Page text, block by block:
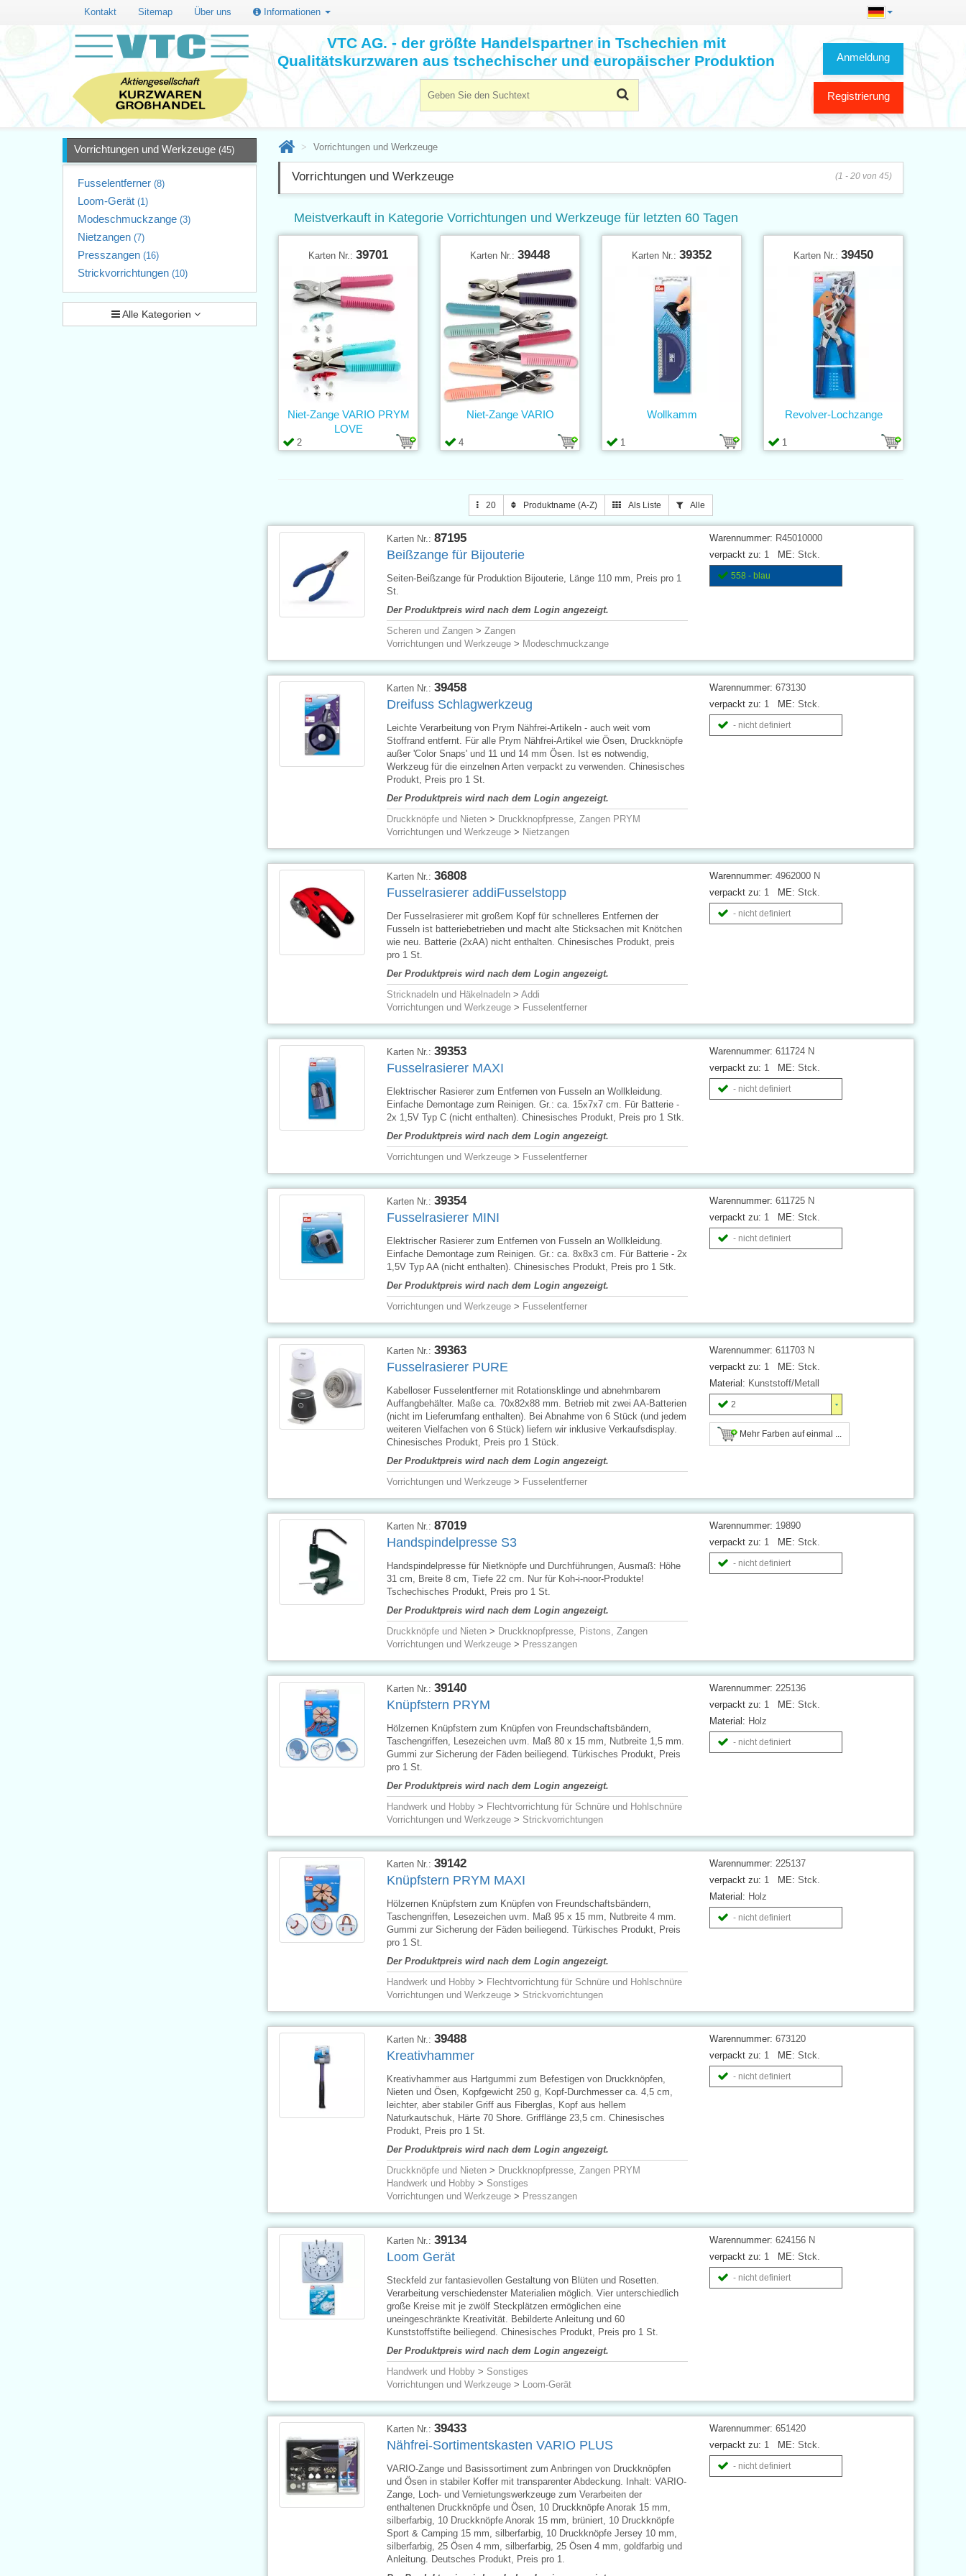
Kontakt Sitemap Über uns Informationen
Anmeldung
Registrierung
VTC AG. - der größte Handelspartner in Tschechien mit
Qualitätskurzwaren aus tschechischer und europäischer Produktion
Vorrichtungen und Werkzeuge (45)
Fusselentferner (8)
Loom-Gerät (1)
Modeschmuckzange (3)
Nietzangen (7)
Presszangen (16)
Strickvorrichtungen (10)
Alle Kategorien
Vorrichtungen und Werkzeuge
Vorrichtungen und Werkzeuge (1 - 20 von 45)
Meistverkauft in Kategorie Vorrichtungen und Werkzeuge für letzten 60 Tagen
Karten Nr.: 39701
2
Niet-Zange VARIO PRYM
LOVE
Karten Nr.: 39448
4
Niet-Zange VARIO
Karten Nr.: 39352
1
Wollkamm
Karten Nr.: 39450
1
Revolver-Lochzange
20 Produktname (A-Z) Als Liste Alle
Warennummer: R45010000
verpackt zu: 1 ME: Stck.
558 - blau
Karten Nr.: 87195
Beißzange für Bijouterie
Seiten-Beißzange für Produktion Bijouterie, Länge 110 mm, Preis pro 1
St.
Der Produktpreis wird nach dem Login angezeigt.
Scheren und Zangen> Zangen
Vorrichtungen und Werkzeuge> Modeschmuckzange
Warennummer: 673130
verpackt zu: 1 ME: Stck.
- nicht definiert
Karten Nr.: 39458
Dreifuss Schlagwerkzeug
Leichte Verarbeitung von Prym Nähfrei-Artikeln - auch weit vom
Stoffrand entfernt. Für alle Prym Nähfrei-Artikel wie Ösen, Druckknöpfe
außer 'Color Snaps' und 11 und 14 mm Ösen. Ist es notwendig,
Werkzeug für die einzelnen Arten verpackt zu verwenden. Chinesisches
Produkt, Preis pro 1 St.
Der Produktpreis wird nach dem Login angezeigt.
Druckknöpfe und Nieten> Druckknopfpresse, Zangen PRYM
Vorrichtungen und Werkzeuge> Nietzangen
Warennummer: 4962000 N
verpackt zu: 1 ME: Stck.
- nicht definiert
Karten Nr.: 36808
Fusselrasierer addiFusselstopp
Der Fusselrasierer mit großem Kopf für schnelleres Entfernen der
Fusseln ist batteriebetrieben und macht alte Sticksachen mit Knötchen
wie neu. Batterie (2xAA) nicht enthalten. Chinesisches Produkt, preis
pro 1 St.
Der Produktpreis wird nach dem Login angezeigt.
Stricknadeln und Häkelnadeln> Addi
Vorrichtungen und Werkzeuge> Fusselentferner
Warennummer: 611724 N
verpackt zu: 1 ME: Stck.
- nicht definiert
Karten Nr.: 39353
Fusselrasierer MAXI
Elektrischer Rasierer zum Entfernen von Fusseln an Wollkleidung.
Einfache Demontage zum Reinigen. Gr.: ca. 15x7x7 cm. Für Batterie -
2x 1,5V Typ C (nicht enthalten). Chinesisches Produkt, Preis pro 1 Stk.
Der Produktpreis wird nach dem Login angezeigt.
Vorrichtungen und Werkzeuge> Fusselentferner
Warennummer: 611725 N
verpackt zu: 1 ME: Stck.
- nicht definiert
Karten Nr.: 39354
Fusselrasierer MINI
Elektrischer Rasierer zum Entfernen von Fusseln an Wollkleidung.
Einfache Demontage zum Reinigen. Gr.: ca. 8x8x3 cm. Für Batterie - 2x
1,5V Typ AA (nicht enthalten). Chinesisches Produkt, Preis pro 1 Stk.
Der Produktpreis wird nach dem Login angezeigt.
Vorrichtungen und Werkzeuge> Fusselentferner
Warennummer: 611703 N
verpackt zu: 1 ME: Stck.
Material: Kunststoff/Metall
2
Mehr Farben auf einmal ...
Karten Nr.: 39363
Fusselrasierer PURE
Kabelloser Fusselentferner mit Rotationsklinge und abnehmbarem
Auffangbehälter. Maße ca. 70x82x88 mm. Betrieb mit zwei AA-Batterien
(nicht im Lieferumfang enthalten). Bei Abnahme von 6 Stück (und jedem
weiteren Vielfachen von 6 Stück) liefern wir inklusive Verkaufsdisplay.
Chinesisches Produkt, Preis pro 1 Stück.
Der Produktpreis wird nach dem Login angezeigt.
Vorrichtungen und Werkzeuge> Fusselentferner
Warennummer: 19890
verpackt zu: 1 ME: Stck.
- nicht definiert
Karten Nr.: 87019
Handspindelpresse S3
Handspindelpresse für Nietknöpfe und Durchführungen, Ausmaß: Höhe
31 cm, Breite 8 cm, Tiefe 22 cm. Nur für Koh-i-noor-Produkte!
Tschechisches Produkt, Preis pro 1 St.
Der Produktpreis wird nach dem Login angezeigt.
Druckknöpfe und Nieten> Druckknopfpresse, Pistons, Zangen
Vorrichtungen und Werkzeuge> Presszangen
Warennummer: 225136
verpackt zu: 1 ME: Stck.
Material: Holz
- nicht definiert
Karten Nr.: 39140
Knüpfstern PRYM
Hölzernen Knüpfstern zum Knüpfen von Freundschaftsbändern,
Taschengriffen, Lesezeichen uvm. Maß 80 x 15 mm, Nutbreite 1,5 mm.
Gummi zur Sicherung der Fäden beiliegend. Türkisches Produkt, Preis
pro 1 St.
Der Produktpreis wird nach dem Login angezeigt.
Handwerk und Hobby> Flechtvorrichtung für Schnüre und Hohlschnüre
Vorrichtungen und Werkzeuge> Strickvorrichtungen
Warennummer: 225137
verpackt zu: 1 ME: Stck.
Material: Holz
- nicht definiert
Karten Nr.: 39142
Knüpfstern PRYM MAXI
Hölzernen Knüpfstern zum Knüpfen von Freundschaftsbändern,
Taschengriffen, Lesezeichen uvm. Maß 95 x 15 mm, Nutbreite 4 mm.
Gummi zur Sicherung der Fäden beiliegend. Türkisches Produkt, Preis
pro 1 St.
Der Produktpreis wird nach dem Login angezeigt.
Handwerk und Hobby> Flechtvorrichtung für Schnüre und Hohlschnüre
Vorrichtungen und Werkzeuge> Strickvorrichtungen
Warennummer: 673120
verpackt zu: 1 ME: Stck.
- nicht definiert
Karten Nr.: 39488
Kreativhammer
Kreativhammer aus Hartgummi zum Befestigen von Druckknöpfen,
Nieten und Ösen, Kopfgewicht 250 g, Kopf-Durchmesser ca. 4,5 cm,
leichter, aber stabiler Griff aus Fiberglas, Kopf aus hellem
Naturkautschuk, Härte 70 Shore. Grifflänge 23,5 cm. Chinesisches
Produkt, Preis pro 1 St.
Der Produktpreis wird nach dem Login angezeigt.
Druckknöpfe und Nieten> Druckknopfpresse, Zangen PRYM
Handwerk und Hobby> Sonstiges
Vorrichtungen und Werkzeuge> Presszangen
Warennummer: 624156 N
verpackt zu: 1 ME: Stck.
- nicht definiert
Karten Nr.: 39134
Loom Gerät
Steckfeld zur fantasievollen Gestaltung von Blüten und Rosetten.
Verarbeitung verschiedenster Materialien möglich. Vier unterschiedlich
große Kreise mit je zwölf Steckplätzen ermöglichen eine
uneingeschränkte Kreativität. Bebilderte Anleitung und 60
Kunststoffstifte beiliegend. Chinesisches Produkt, Preis pro 1 St.
Der Produktpreis wird nach dem Login angezeigt.
Handwerk und Hobby> Sonstiges
Vorrichtungen und Werkzeuge> Loom-Gerät
Warennummer: 651420
verpackt zu: 1 ME: Stck.
- nicht definiert
Karten Nr.: 39433
Nähfrei-Sortimentskasten VARIO PLUS
VARIO-Zange und Basissortiment zum Anbringen von Druckknöpfen
und Ösen in stabiler Koffer mit transparenter Abdeckung. Inhalt: VARIO-
Zange, Loch- und Vernietungswerkzeuge zum Verarbeiten der
enthaltenen Druckknöpfe und Ösen, 10 Druckknöpfe Anorak 15 mm,
silberfarbig, 10 Druckknöpfe Anorak 15 mm, brüniert, 10 Druckknöpfe
Sport & Camping 15 mm, silberfarbig, 10 Druckknöpfe Jersey 10 mm,
silberfarbig, 25 Ösen 4 mm, silberfarbig, 25 Ösen 4 mm, goldfarbig und
Anleitung. Deutsches Produkt, Preis pro 1.